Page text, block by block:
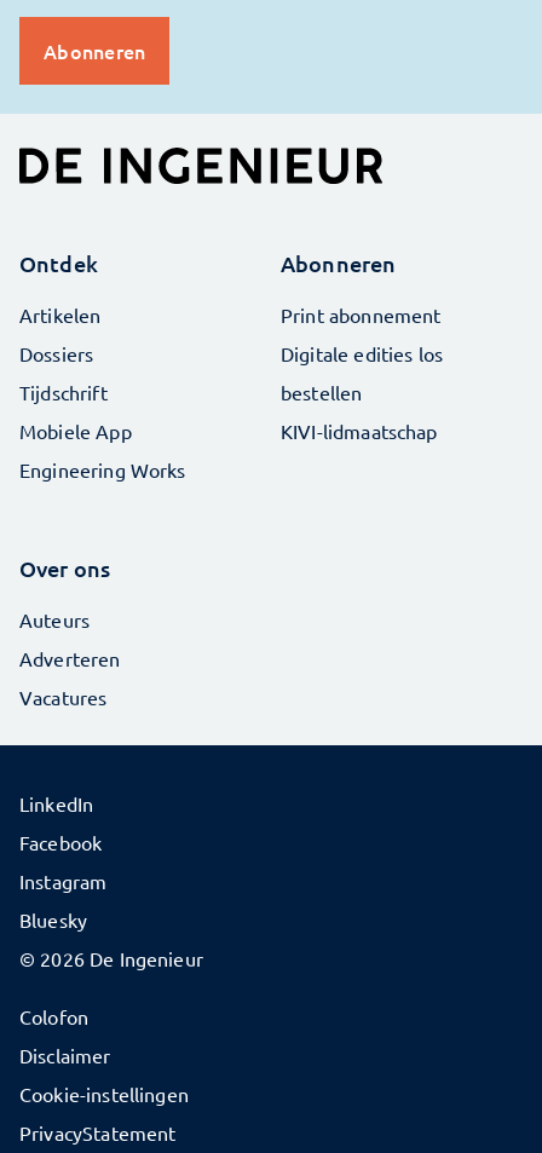
Ontdek
Artikelen
Dossiers
Tijdschrift
Mobiele App
Engineering Works
Abonneren
Print abonnement
Digitale edities los
bestellen
KIVI-lidmaatschap
Over ons
Auteurs
Adverteren
Vacatures
© 2026 De Ingenieur
Colofon
Disclaimer
Cookie-instellingen
PrivacyStatement
LinkedIn
Facebook
Instagram
Bluesky